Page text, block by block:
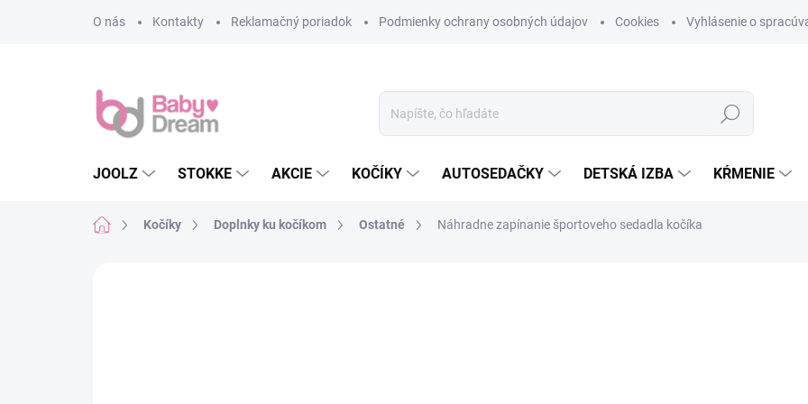
O nás
Kontakty Reklamačný poriadok Podmienky ochrany osobných údajov Cookies Vyhlásenie o
Hľadať
JOOLZ STOKKE AKCIE KOČÍKY AUTOSEDAČKY DETSKÁ IZBA KŔMENIE
DomovKočíky Doplnky ku kočíkom Ostatné Náhradne zapínanie športoveho sedadla kočíka